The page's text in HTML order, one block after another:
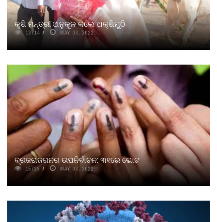
କୃଷି ମନ୍ତ୍ରୀ ଅନୁକୂଳ କଲେ ଅକ୍ଷିମୁଠି
13714 MAY 03, 2022
ବ୍ରଜରାଜଗନର ଉପନିର୍ବାଚନ: ୩୧ରେ ଭୋଟ
15723 MAY 03, 2022